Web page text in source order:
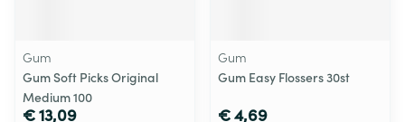
Gum
Gum Soft Picks Original
Medium 100
€ 13,09
Gum
Gum Easy Flossers 30st
€ 4,69